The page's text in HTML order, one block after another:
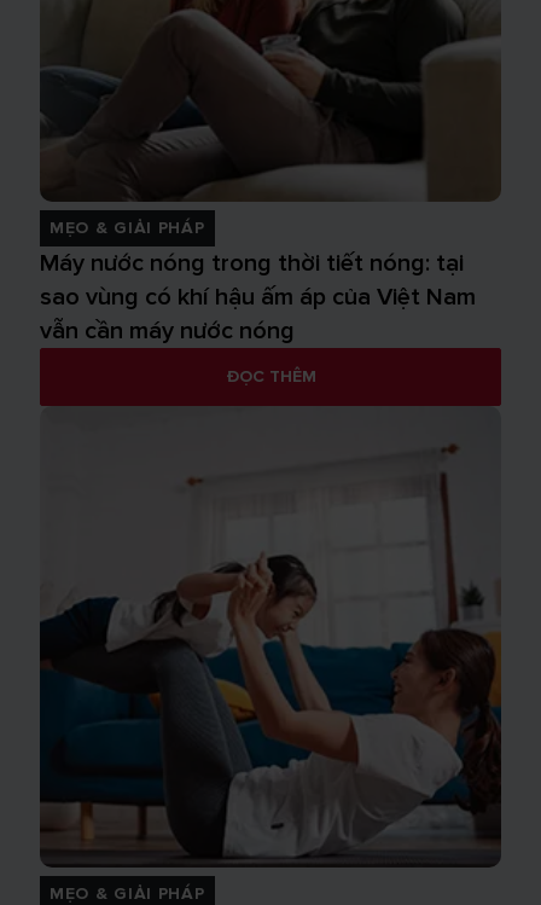
MẸO & GIẢI PHÁP
Máy nước nóng trong thời tiết nóng: tại
sao vùng có khí hậu ấm áp của Việt Nam
vẫn cần máy nước nóng
ĐỌC THÊM
MẸO & GIẢI PHÁP